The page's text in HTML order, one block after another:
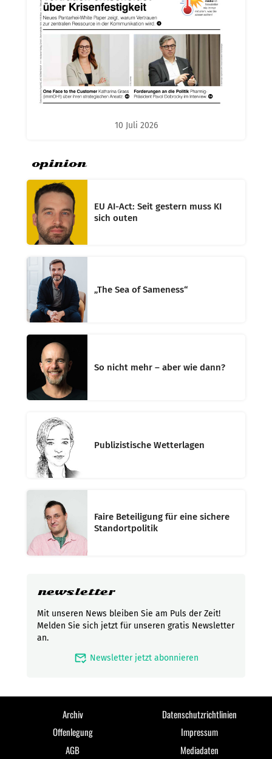
10 Juli 2026
opinion
EU AI-Act: Seit gestern muss KI
sich outen
„The Sea of Sameness“
So nicht mehr – aber wie dann?
Publizistische Wetterlagen
Faire Beteiligung für eine sichere
Standortpolitik
newsletter
Mit unseren News bleiben Sie am Puls der Zeit!
Melden Sie sich jetzt für unseren gratis Newsletter
an.
mark_email_read Newsletter jetzt abonnieren
Archiv
Datenschutzrichtlinien
Offenlegung
Impressum
AGB
Mediadaten